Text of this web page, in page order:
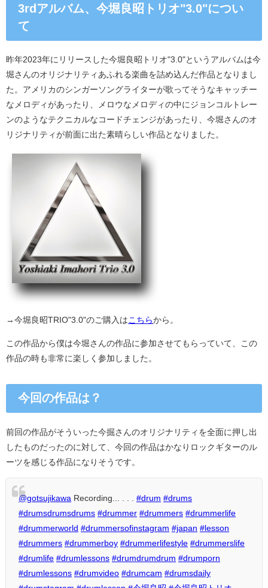
3rdアルバム、今堀良昭トリオ"3.0"につい
て
昨年2023年にリリースした今堀良昭トリオ"3.0"というアルバムは今
堀さんのオリジナリティあふれる楽曲を詰め込んだ作品となりまし
た。アメリカのシンガーソングライターが歌ってそうなキャッチー
なメロディがあったり、メロウなメロディの中にジョンコルトレー
ンのようなテクニカルなコードチェンジがあったり、今堀さんのオ
リジナリティが前面に出た素晴らしい作品となりました。
→今堀良昭TRIO"3.0"のご購入は こちらから。
この作品から僕は今堀さんの作品に参加させてもらっていて、この
作品の時も非常に楽しく参加しました。
今回の作品は？
前回の作品がそういった今掘さんのオリジナリティを全面に押し出
したものだったのに対して、 今回の作品はかなりロックギターのル
ーツを感じる作品になりそう です。
@gotsujikawa Recording... . . . #drum #drums
#drumsdrumsdrums #drummer #drummers #drummerlife
#drummerworld #drummersofinstagram #japan #lesson
#drummers #drummerboy #drummerlifestyle #drummerslife
#drumlife #drumlessons #drumdrumdrum #drumporn
#drumlessons #drumvideo #drumcam #drumsdaily